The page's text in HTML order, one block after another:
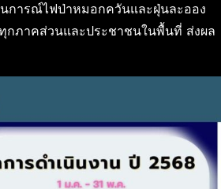
การณ์ไฟป่าหมอกควันและฝุ่นละออง
กภาคส่วนและประชาชนในพื้นที่ ส่งผล